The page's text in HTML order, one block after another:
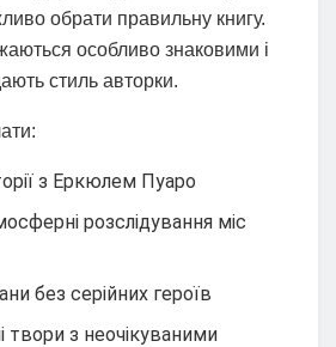
обрати правильну книгу.
особливо знаковими і
стиль авторки.
з Еркюлем Пуаро
розслідування міс
без серійних героїв
твори з неочікуваними